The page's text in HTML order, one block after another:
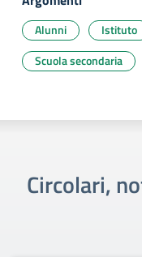
Alunni Istituto
Scuola secondaria
Circolari,